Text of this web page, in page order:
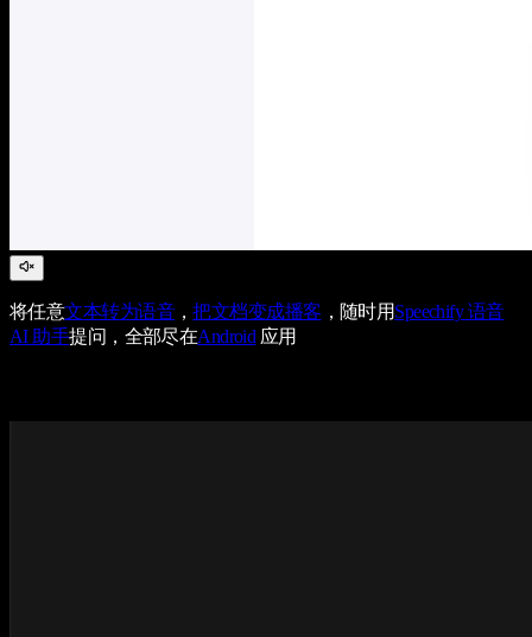
将任意文本转为语音，把文档变成播客 ，随时用Speechify 语音
AI 助手提问，全部尽在Android 应用